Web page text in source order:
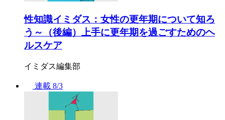
性知識イミダス：女性の更年期について知ろ
う～（後編）上手に更年期を過ごすためのヘ
ルスケア
イミダス編集部
連載 8/3